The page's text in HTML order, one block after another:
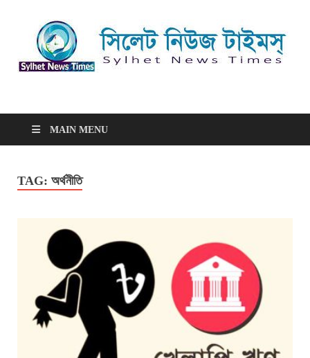
News Times
MAIN MENU
TAG: অর্থনীতি